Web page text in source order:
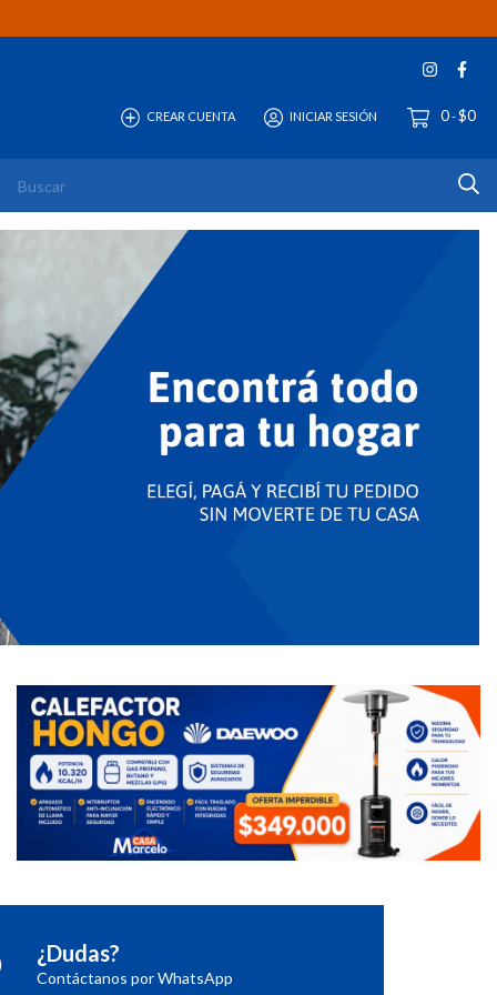
CREAR CUENTA INICIAR SESIÓN 0-$0
¿Dudas?
Contáctanos por WhatsApp